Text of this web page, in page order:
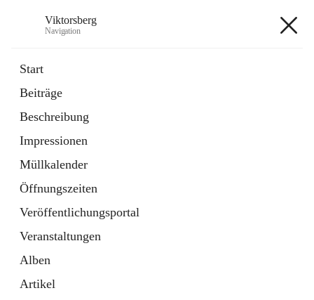
Viktorsberg
Navigation
Start
Beiträge
Beschreibung
Impressionen
Müllkalender
Öffnungszeiten
Veröffentlichungsportal
Veranstaltungen
Alben
Artikel
1 Schnellzugriff
Bürgerservice
10 Schnellzugriffe